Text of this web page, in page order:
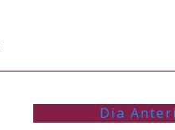
Día